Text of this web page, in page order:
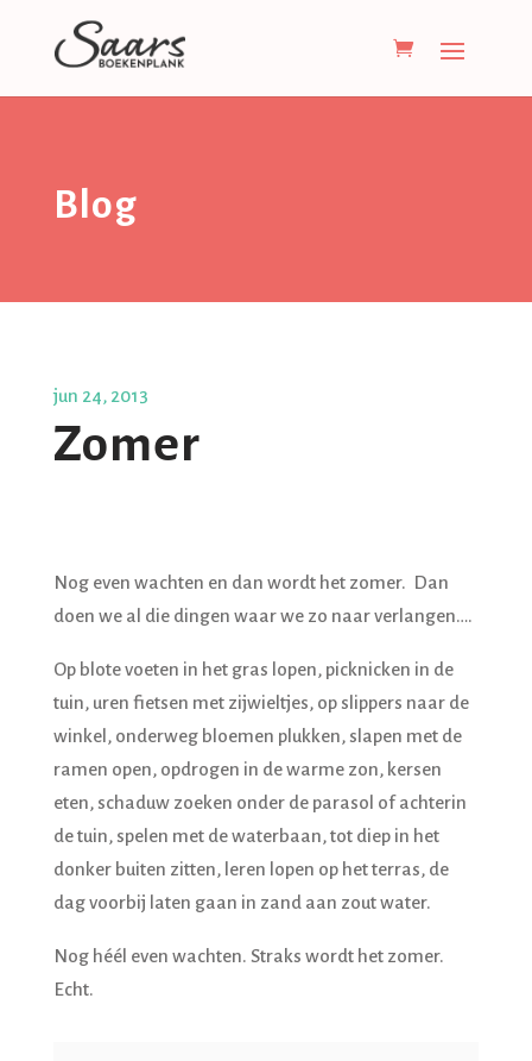
Blog
jun 24, 2013
Zomer
Nog even wachten en dan wordt het zomer. Dan
doen we al die dingen waar we zo naar verlangen….
Op blote voeten in het gras lopen, picknicken in de
tuin, uren fietsen met zijwieltjes, op slippers naar de
winkel, onderweg bloemen plukken, slapen met de
ramen open, opdrogen in de warme zon, kersen
eten, schaduw zoeken onder de parasol of achterin
de tuin, spelen met de waterbaan, tot diep in het
donker buiten zitten, leren lopen op het terras, de
dag voorbij laten gaan in zand aan zout water.
Nog héél even wachten. Straks wordt het zomer.
Echt.